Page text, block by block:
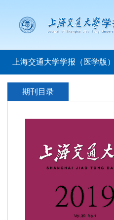
上海交通大学学报（医学版）
期刊目录